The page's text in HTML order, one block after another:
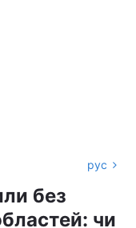
рус
без
чи